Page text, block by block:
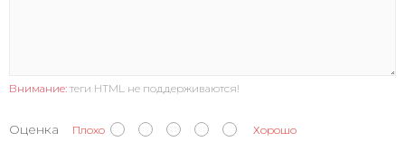
Внимание: теги HTML не поддерживаются!
Оценка Плохо Хорошо